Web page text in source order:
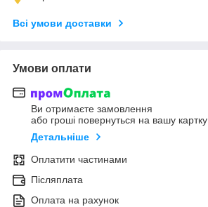
Всі умови доставки
Умови оплати
Ви отримаєте замовлення
або гроші повернуться на вашу картку
Детальніше
Оплатити частинами
Післяплата
Оплата на рахунок